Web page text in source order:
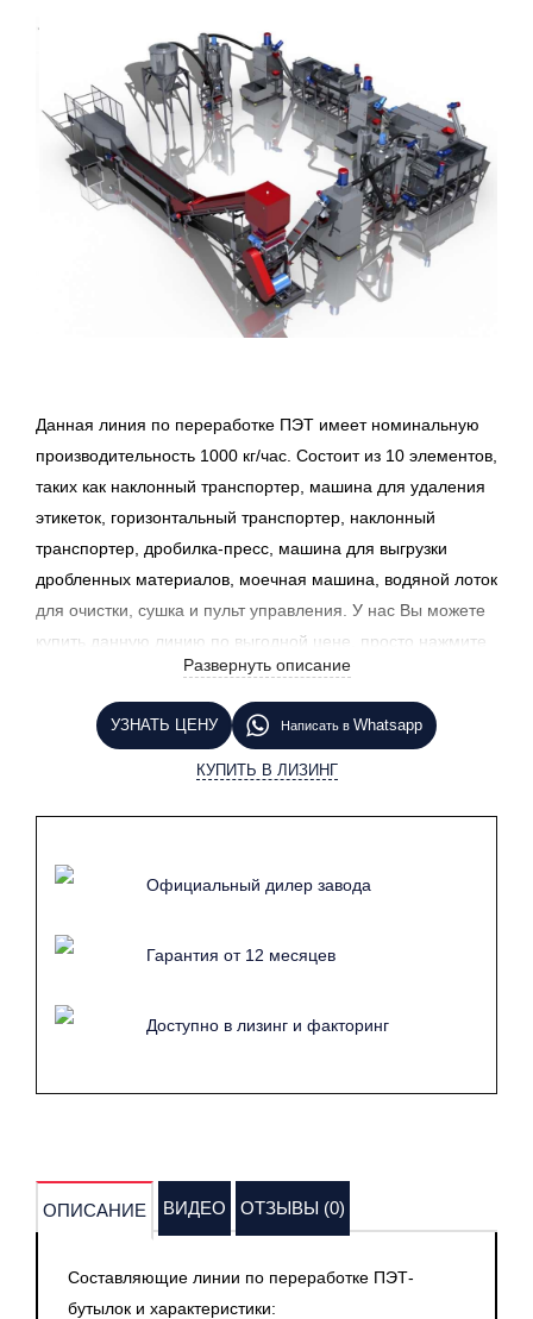
Данная линия по переработке ПЭТ имеет номинальную
производительность 1000 кг/час. Состоит из 10 элементов,
таких как наклонный транспортер, машина для удаления
этикеток, горизонтальный транспортер, наклонный
транспортер, дробилка-пресс, машина для выгрузки
дробленных материалов, моечная машина, водяной лоток
для очистки, сушка и пульт управления. У нас Вы можете
купить данную линию по выгодной цене, просто нажмите
кнопку узнать цену и наш менеджер свяжется с Вами
в ближайшее время.
Развернуть описание
УЗНАТЬ ЦЕНУ Написать в Whatsapp
КУПИТЬ В ЛИЗИНГ
Официальный дилер завода
Гарантия от 12 месяцев
Доступно в лизинг и факторинг
ОПИСАНИЕ ВИДЕО ОТЗЫВЫ (0)
Составляющие линии по переработке ПЭТ-
бутылок и характеристики: